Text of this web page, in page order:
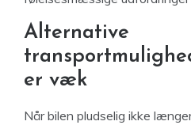
Alternative
er væk
Når bilen pludselig ikke